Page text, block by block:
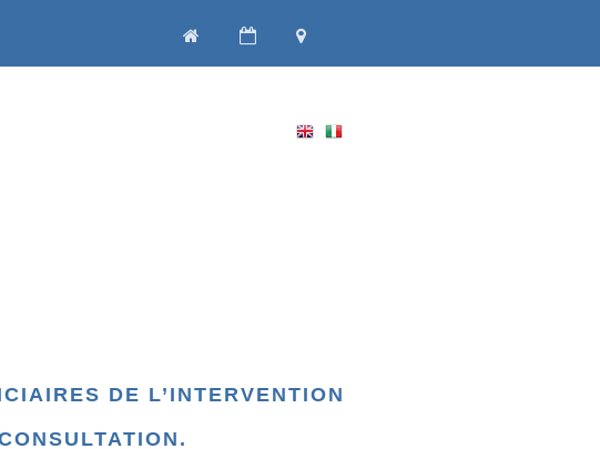
DE L’INTERVENTION